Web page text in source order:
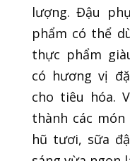
lượng. Đậu
phẩm có thể
thực phẩm
có hương vị
cho tiêu hóa.
thành các
hũ tươi, sữa